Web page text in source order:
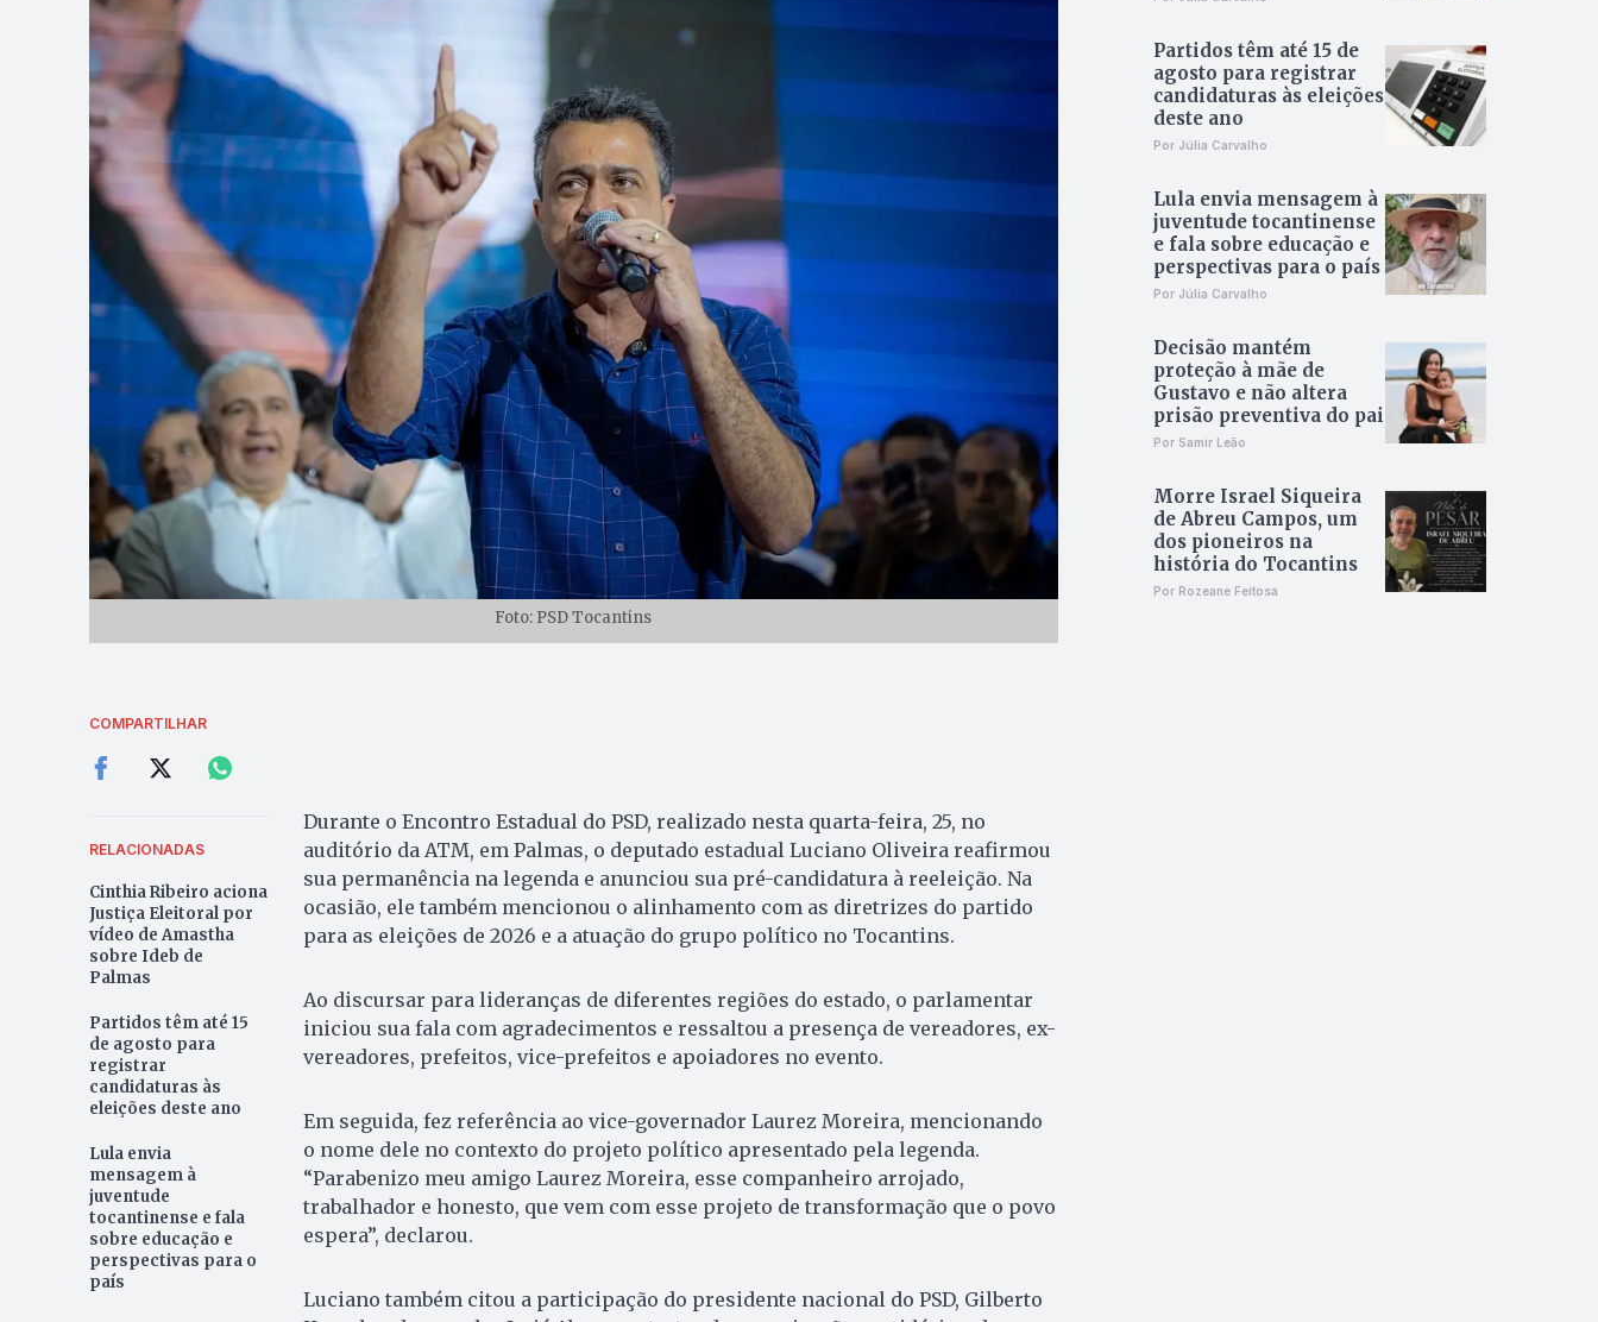
Foto: PSD Tocantins
COMPARTILHAR
RELACIONADAS
Cinthia Ribeiro aciona
Justiça Eleitoral por
vídeo de Amastha
sobre Ideb de
Palmas
Partidos têm até 15
de agosto para
registrar
candidaturas às
eleições deste ano
Lula envia
mensagem à
juventude
tocantinense e fala
sobre educação e
perspectivas para o
país
Durante o Encontro Estadual do PSD, realizado nesta quarta-feira, 25, no
auditório da ATM, em Palmas, o deputado estadual Luciano Oliveira reafirmou
sua permanência na legenda e anunciou sua pré-candidatura à reeleição. Na
ocasião, ele também mencionou o alinhamento com as diretrizes do partido
para as eleições de 2026 e a atuação do grupo político no Tocantins.
Ao discursar para lideranças de diferentes regiões do estado, o parlamentar
iniciou sua fala com agradecimentos e ressaltou a presença de vereadores, ex-
vereadores, prefeitos, vice-prefeitos e apoiadores no evento.
Em seguida, fez referência ao vice-governador Laurez Moreira, mencionando
o nome dele no contexto do projeto político apresentado pela legenda.
“Parabenizo meu amigo Laurez Moreira, esse companheiro arrojado,
trabalhador e honesto, que vem com esse projeto de transformação que o povo
espera”, declarou.
Luciano também citou a participação do presidente nacional do PSD, Gilberto
Partidos têm até 15 de
agosto para registrar
candidaturas às eleições
deste ano
Por Júlia Carvalho
Lula envia mensagem à
juventude tocantinense
e fala sobre educação e
perspectivas para o país
Por Júlia Carvalho
Decisão mantém
proteção à mãe de
Gustavo e não altera
prisão preventiva do pai
Por Samir Leão
Morre Israel Siqueira
de Abreu Campos, um
dos pioneiros na
história do Tocantins
Por Rozeane Feitosa